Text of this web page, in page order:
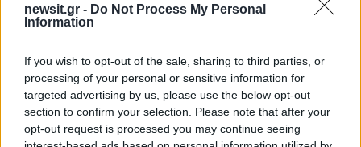
newsit.gr - Do Not Process My Personal
Information
If you wish to opt-out of the sale, sharing to third parties, or
processing of your personal or sensitive information for
targeted advertising by us, please use the below opt-out
section to confirm your selection. Please note that after your
opt-out request is processed you may continue seeing
Μοτζτάμπα Χαμενεΐ: Νέο
βίντεο ενώ φουντώνουν οι
φήμες για το αν βρίσκεται
στη ζωή
Μετέτρεψαν το
Σαρακήνικο της
ελικοδρόμιο –
το ελικόπτερο τους
κάνουν μπάνιο